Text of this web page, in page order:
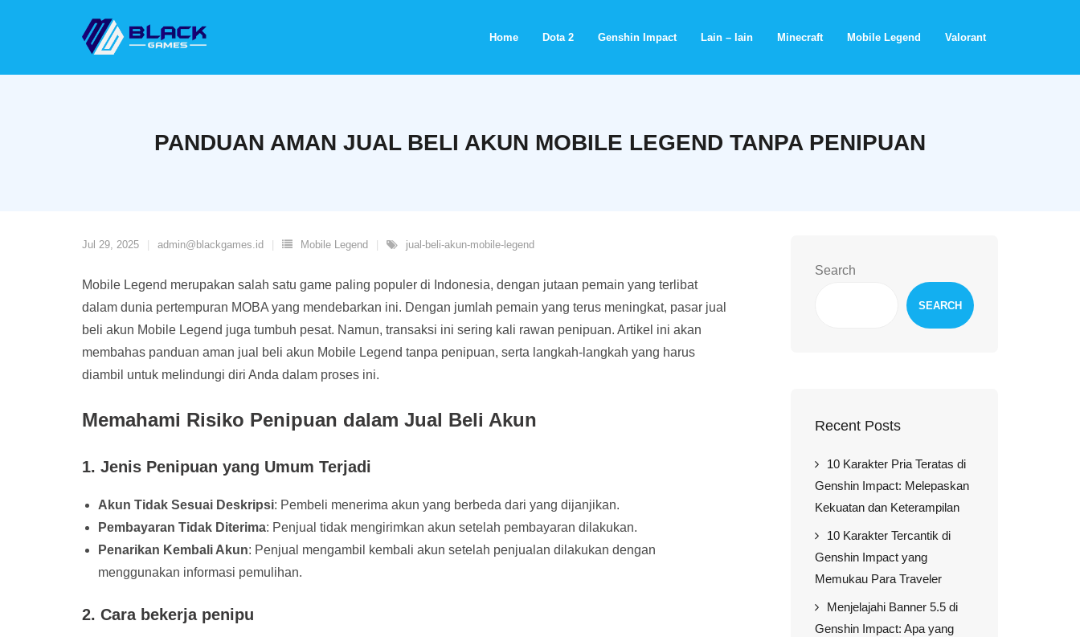
Home Dota 2 Genshin Impact Lain – lain Minecraft Mobile Legend Valorant
PANDUAN AMAN JUAL BELI AKUN MOBILE LEGEND TANPA PENIPUAN
Jul 29, 2025 admin@blackgames.id Mobile Legend jual-beli-akun-mobile-legend
Mobile Legend merupakan salah satu game paling populer di Indonesia, dengan jutaan pemain yang terlibat
dalam dunia pertempuran MOBA yang mendebarkan ini. Dengan jumlah pemain yang terus meningkat, pasar jual
beli akun Mobile Legend juga tumbuh pesat. Namun, transaksi ini sering kali rawan penipuan. Artikel ini akan
membahas panduan aman jual beli akun Mobile Legend tanpa penipuan, serta langkah-langkah yang harus
diambil untuk melindungi diri Anda dalam proses ini.
Memahami Risiko Penipuan dalam Jual Beli Akun
1. Jenis Penipuan yang Umum Terjadi
Akun Tidak Sesuai Deskripsi: Pembeli menerima akun yang berbeda dari yang dijanjikan.
Pembayaran Tidak Diterima: Penjual tidak mengirimkan akun setelah pembayaran dilakukan.
Penarikan Kembali Akun: Penjual mengambil kembali akun setelah penjualan dilakukan dengan
menggunakan informasi pemulihan.
2. Cara bekerja penipu
Search
SEARCH
Recent Posts
10 Karakter Pria Teratas di
Genshin Impact: Melepaskan
Kekuatan dan Keterampilan
10 Karakter Tercantik di
Genshin Impact yang
Memukau Para Traveler
Menjelajahi Banner 5.5 di
Genshin Impact: Apa yang